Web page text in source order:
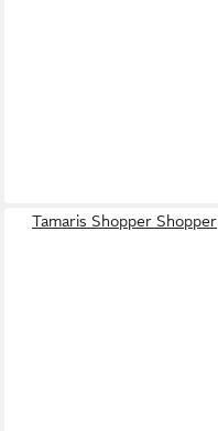
Tamaris Shopper Shopper